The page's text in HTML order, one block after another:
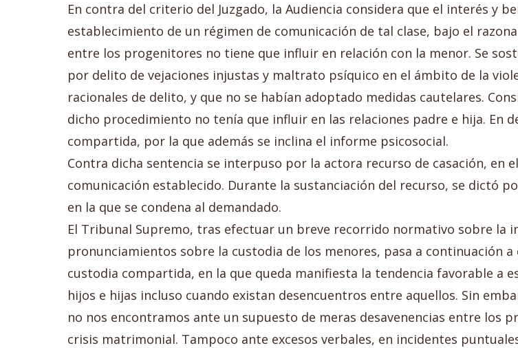
En contra del criterio del Juzgado, la Audiencia considera que el interés y
establecimiento de un régimen de comunicación de tal clase, bajo el
entre los progenitores no tiene que influir en relación con la menor. Se
por delito de vejaciones injustas y maltrato psíquico en el ámbito de la
racionales de delito, y que no se habían adoptado medidas cautelares.
dicho procedimiento no tenía que influir en las relaciones padre e hija. En
compartida, por la que además se inclina el informe psicosocial.
Contra dicha sentencia se interpuso por la actora recurso de casación, en
comunicación establecido. Durante la sustanciación del recurso, se dictó
en la que se condena al demandado.
El Tribunal Supremo, tras efectuar un breve recorrido normativo sobre la
pronunciamientos sobre la custodia de los menores, pasa a continuación
custodia compartida, en la que queda manifiesta la tendencia favorable a
hijos e hijas incluso cuando existan desencuentros entre aquellos. Sin
no nos encontramos ante un supuesto de meras desavenencias entre los
crisis matrimonial. Tampoco ante excesos verbales, en incidentes